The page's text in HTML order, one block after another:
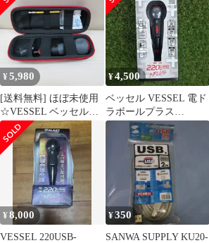
¥5,980
[送料無料] ほぼ未使用
☆VESSEL ベッセル
220USB-P1 電ドラボー
ルプラス ケース付 電動
ドライバー 電動 ボール
グリップ ドライバー☆
¥4,500
ベッセル VESSEL 電ド
ラボールプラス
No.220USB-P1
¥8,000
VESSEL 220USB-
¥350
SANWA SUPPLY KU20-